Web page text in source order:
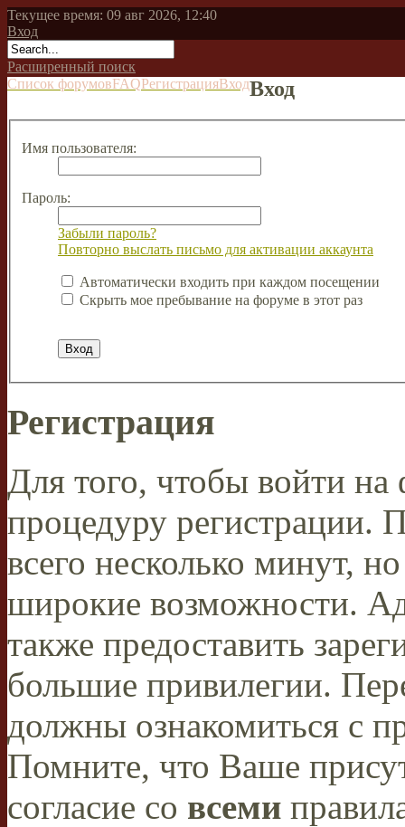
Текущее время: 09 авг 2026, 12:40
Вход
Расширенный поиск
Список форумовFAQРегистрацияВходВход
Имя пользователя:
Пароль:
Забыли пароль?
Повторно выслать письмо для активации аккаунта
Автоматически входить при каждом посещении
Скрыть мое пребывание на форуме в этот раз
Регистрация
Для того, чтобы войти
процедуру регистрации.
всего несколько минут,
широкие возможности.
также предоставить
большие привилегии.
должны ознакомиться с
Помните, что Ваше
согласие со всеми